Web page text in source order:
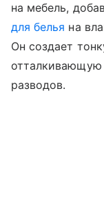
на мебель,
для белья на
Он создает
отталкивающую
разводов.